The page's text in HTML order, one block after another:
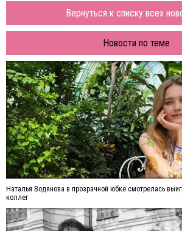
Вернуться к списку всех
Новости по теме
Наталья Водянова в прозрачной юбке смотрелась
коллег